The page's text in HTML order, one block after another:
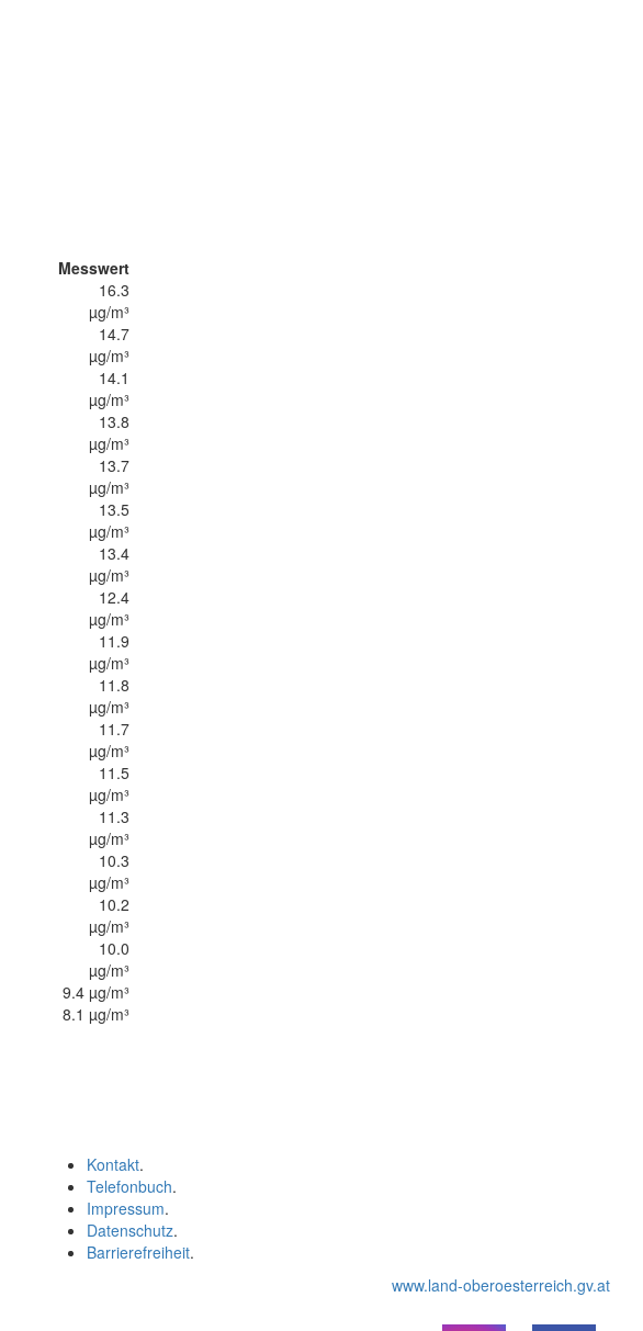
Messwert
16.3
µg/m³
14.7
µg/m³
14.1
µg/m³
13.8
µg/m³
13.7
µg/m³
13.5
µg/m³
13.4
µg/m³
12.4
µg/m³
11.9
µg/m³
11.8
µg/m³
11.7
µg/m³
11.5
µg/m³
11.3
µg/m³
10.3
µg/m³
10.2
µg/m³
10.0
µg/m³
9.4 µg/m³
8.1 µg/m³
Kontakt.
Telefonbuch.
Impressum.
Datenschutz.
Barrierefreiheit.
www.land-oberoesterreich.gv.at